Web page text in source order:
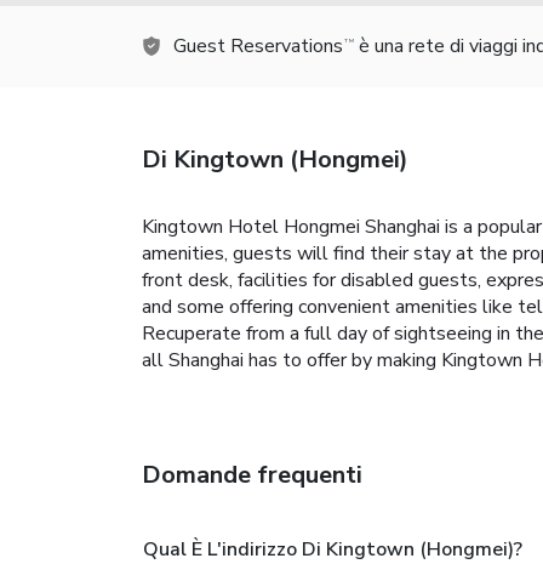
Guest Reservations TM è una rete di viaggi
Di Kingtown (Hongmei)
Kingtown Hotel Hongmei Shanghai is a
amenities, guests will find their stay at the
front desk, facilities for disabled guests,
and some offering convenient amenities like
Recuperate from a full day of sightseeing in
all Shanghai has to offer by making Kingtown
Domande frequenti
Qual È L'indirizzo Di Kingtown (Hongmei)?